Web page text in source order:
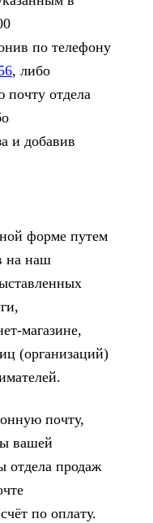
по телефону
, либо
почту отдела
и добавив
форме путем
на наш
магазине,
(организаций)
почту,
вашей
отдела продаж
по оплату.